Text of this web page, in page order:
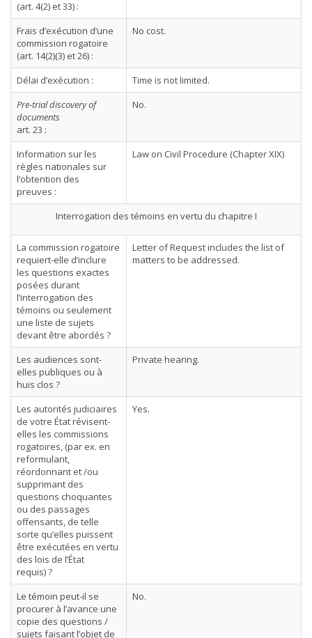
(art. 4(2) et 33) :
Frais d’exécution d’une
commission rogatoire
(art. 14(2)(3) et 26) :
No cost.
Délai d’exécution :
Time is not limited.
Pre-trial discovery of
documents
art. 23 :
No.
Information sur les
règles nationales sur
l’obtention des
preuves :
Law on Civil Procedure (Chapter XIX)
Interrogation des témoins en vertu du chapitre I
La commission rogatoire
requiert-elle d’inclure
les questions exactes
posées durant
l’interrogation des
témoins ou seulement
une liste de sujets
devant être abordés ?
Letter of Request includes the list of
matters to be addressed.
Les audiences sont-
elles publiques ou à
huis clos ?
Private hearing.
Les autorités judiciaires
de votre État révisent-
elles les commissions
rogatoires, (par ex. en
reformulant,
réordonnant et /ou
supprimant des
questions choquantes
ou des passages
offensants, de telle
sorte qu’elles puissent
être exécutées en vertu
des lois de l’État
requis) ?
Yes.
Le témoin peut-il se
procurer à l’avance une
copie des questions /
sujets faisant l’objet de
No.